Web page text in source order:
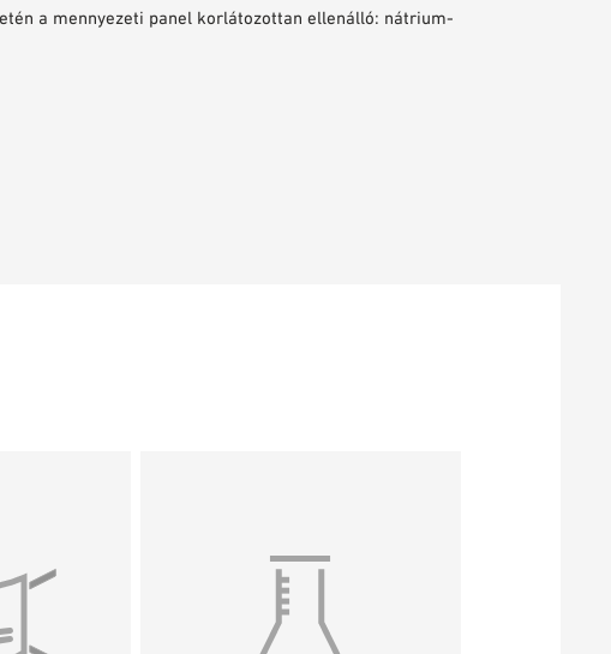
a mennyezeti panel korlátozottan ellenálló: nátrium-